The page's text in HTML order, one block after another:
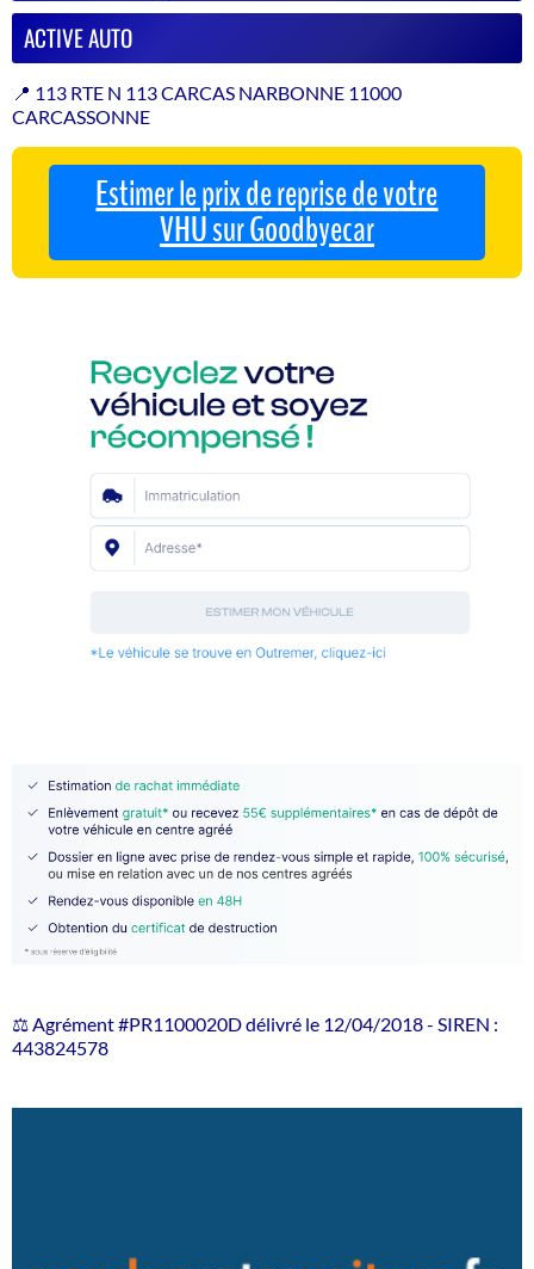
ACTIVE AUTO
📍 113 RTE N 113 CARCAS NARBONNE 11000
CARCASSONNE
Estimer le prix de reprise de votre
VHU sur Goodbyecar
⚖️ Agrément #PR1100020D délivré le 12/04/2018 - SIREN :
443824578